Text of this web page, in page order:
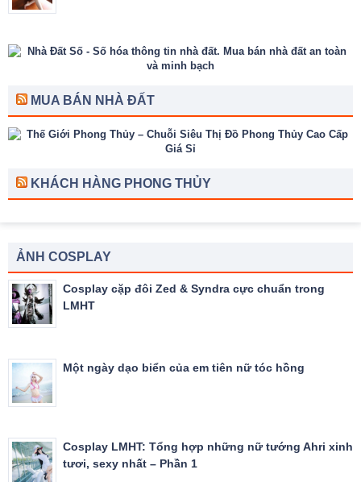
MUA BÁN NHÀ ĐẤT
KHÁCH HÀNG PHONG THỦY
ẢNH COSPLAY
Cosplay cặp đôi Zed & Syndra cực chuẩn trong
LMHT
Một ngày dạo biển của em tiên nữ tóc hồng
Cosplay LMHT: Tổng hợp những nữ tướng Ahri xinh
tươi, sexy nhất – Phần 1